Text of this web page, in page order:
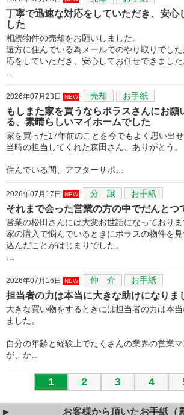
丁寧で迅速な対応をしていただき、安心
した
相続物件の売却をお願いしました。
遠方に住んでいる為メールでのやり取りでし
応をしていただき、安心してお任せできました
2026年07月23日 NEW 売却 お手紙
もしまた家を買うならポラスさんにお願
る、素晴らしいマイホームでした
家を買った17年前のことを今でもよく思い出せ
当時の担当してくれた森田さん、ありがとう。
住んでいる間、アフターサポ…
2026年07月17日 NEW 分 譲 お手紙
それまで会った営業の方の中でだんとつ
営業の松田さんには大変お世話になっておりま
家の購入で悩んでいるときにポラスの物件を
込んだことがはじまりでした。
2026年07月16日 NEW 仲 介 お手紙
担当者の力は本当に大きな助けになりま
大きな買い物をするときには担当者の力は本
ました。
自分の年齢と経験上でたくさんの業界の営業
が、か…
1 2 3 4
お客様から頂いたお手紙（